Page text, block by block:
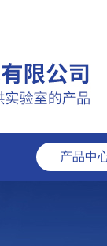
产品中